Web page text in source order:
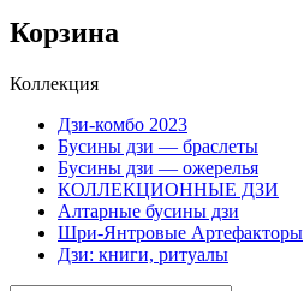
Корзина
Коллекция
Дзи-комбо 2023
Бусины дзи — браслеты
Бусины дзи — ожерелья
КОЛЛЕКЦИОННЫЕ ДЗИ
Алтарные бусины дзи
Шри-Янтровые Артефакторы
Дзи: книги, ритуалы